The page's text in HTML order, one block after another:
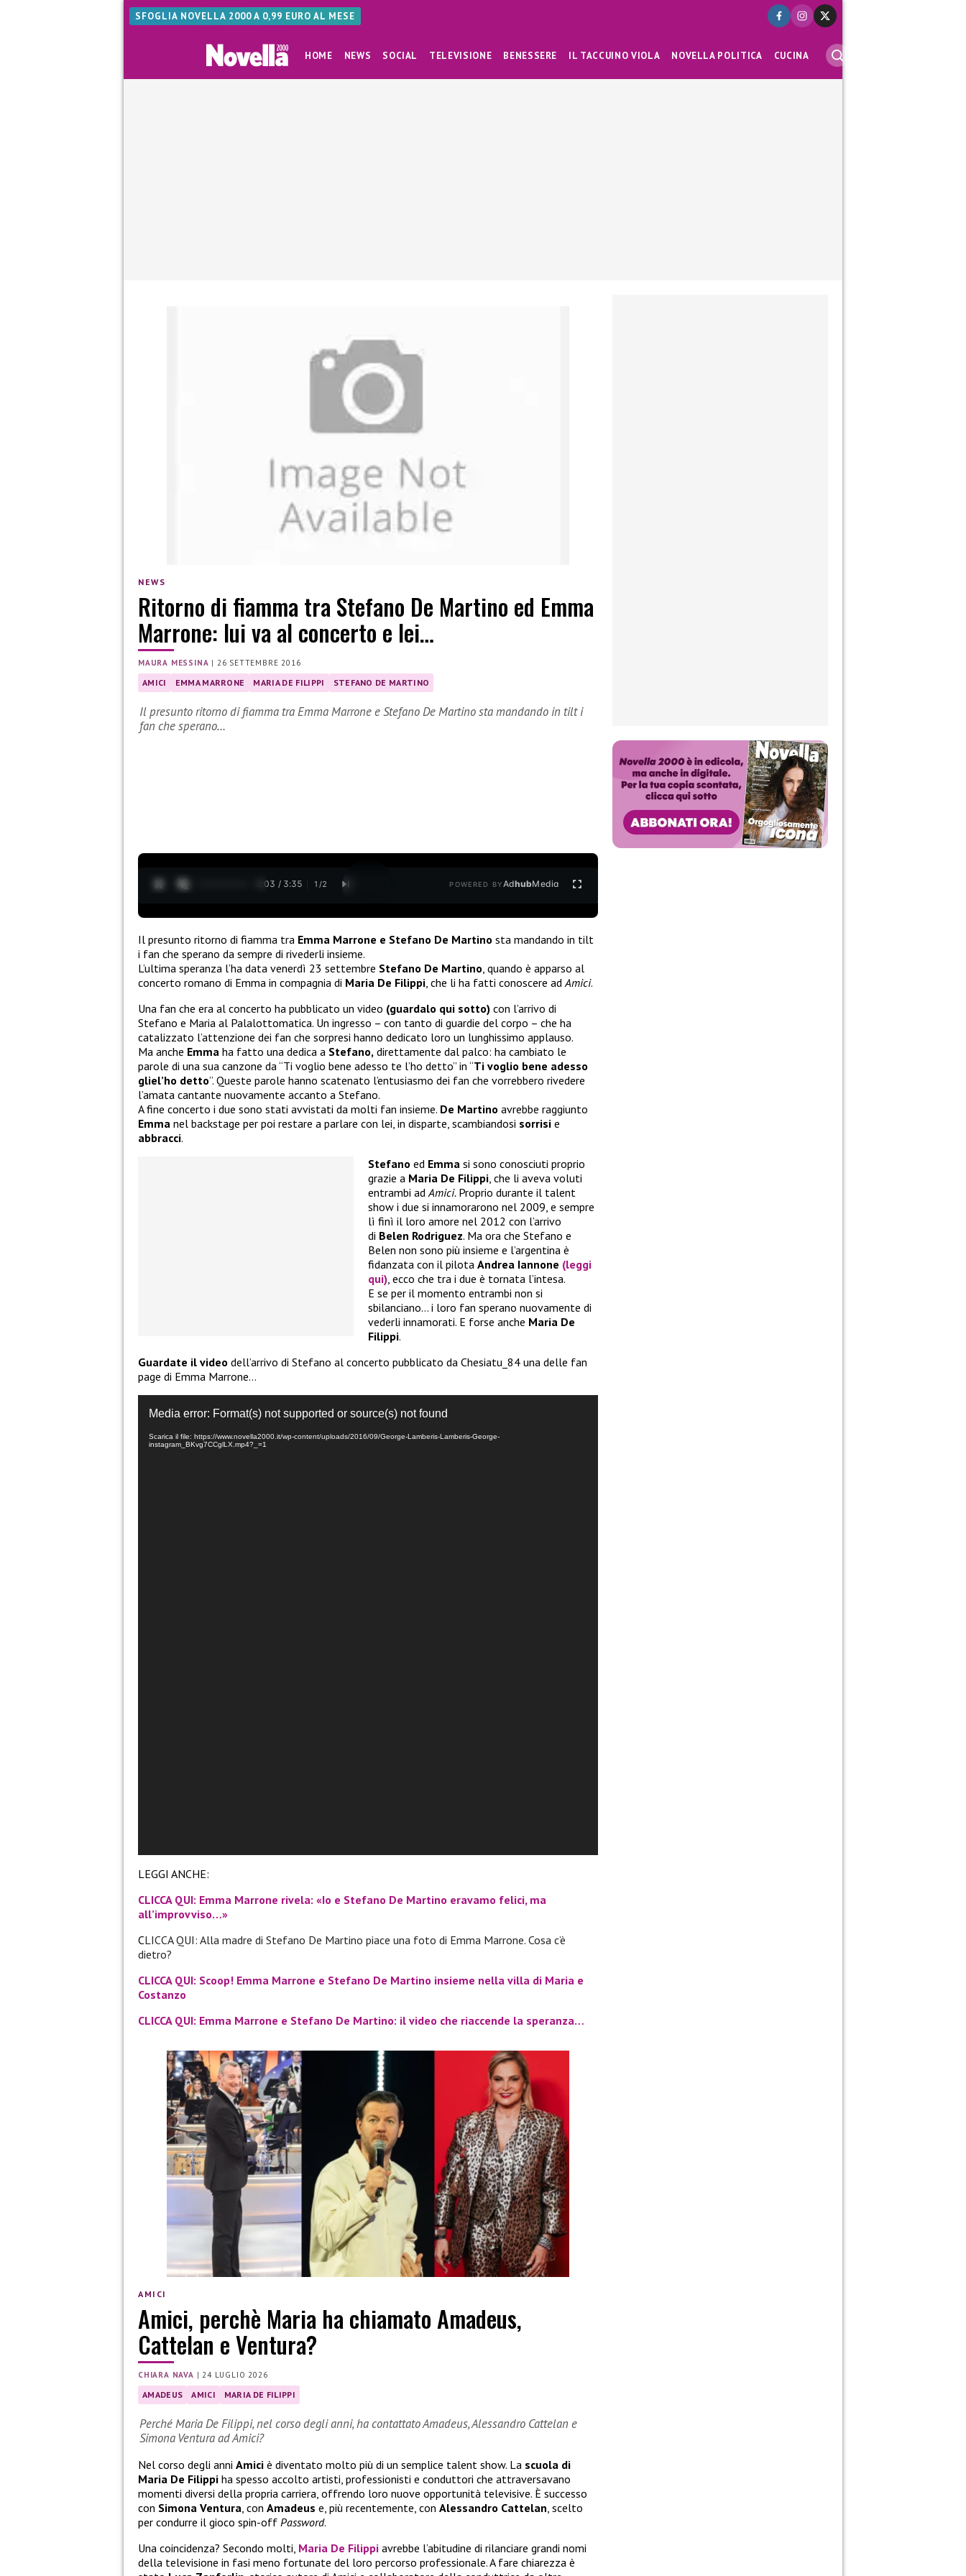
SFOGLIA NOVELLA 2000 A 0,99 EURO AL MESE
HOME NEWS SOCIAL TELEVISIONE BENESSERE IL TACCUINO VIOLA NOVELLA POLITICA CUCINA
NEWS
Ritorno di fiamma tra Stefano De Martino ed Emma
Marrone: lui va al concerto e lei…
MAURA MESSINA | 26 SETTEMBRE 2016
AMICI EMMA MARRONE MARIA DE FILIPPI STEFANO DE MARTINO
Il presunto ritorno di fiamma tra Emma Marrone e Stefano De Martino sta mandando in tilt i
fan che sperano…
0:04 / 3:35 1 /2 POWERED BYAdhubMedia
Il presunto ritorno di fiamma tra Emma Marrone e Stefano De Martino sta mandando in tilt
i fan che sperano da sempre di rivederli insieme.
L’ultima speranza l’ha data venerdì 23 settembre Stefano De Martino , quando è apparso al
concerto romano di Emma in compagnia di Maria De Filippi , che li ha fatti conoscere ad Amici.
Una fan che era al concerto ha pubblicato un video (guardalo qui sotto) con l’arrivo di
Stefano e Maria al Palalottomatica. Un ingresso – con tanto di guardie del corpo – che ha
catalizzato l’attenzione dei fan che sorpresi hanno dedicato loro un lunghissimo applauso.
Ma anche Emma ha fatto una dedica a Stefano, direttamente dal palco: ha cambiato le
parole di una sua canzone da “Ti voglio bene adesso te l’ho detto” in “Ti voglio bene adesso
gliel’ho detto”. Queste parole hanno scatenato l’entusiasmo dei fan che vorrebbero rivedere
l’amata cantante nuovamente accanto a Stefano.
A fine concerto i due sono stati avvistati da molti fan insieme. De Martino avrebbe raggiunto
Emma nel backstage per poi restare a parlare con lei, in disparte, scambiandosi sorrisi e
abbracci.
Stefano ed Emma si sono conosciuti proprio
grazie a Maria De Filippi , che li aveva voluti
entrambi ad Amici. Proprio durante il talent
show i due si innamorarono nel 2009, e sempre
lì finì il loro amore nel 2012 con l’arrivo
di Belen Rodriguez. Ma ora che Stefano e
Belen non sono più insieme e l’argentina è
fidanzata con il pilota Andrea Iannone (leggi
qui) , ecco che tra i due è tornata l’intesa.
E se per il momento entrambi non si
sbilanciano… i loro fan sperano nuovamente di
vederli innamorati. E forse anche Maria De
Filippi.
Guardate il video dell’arrivo di Stefano al concerto pubblicato da Chesiatu_84 una delle fan
page di Emma Marrone…
Player
Media error: Format(s) not supported or source(s) not found
Scarica il file: https://www.novella2000.it/wp-content/uploads/2016/09/George-Lamberis-Lamberis-George-
instagram_BKvg7CCglLX.mp4?_=1
LEGGI ANCHE:
CLICCA QUI: Emma Marrone rivela: «Io e Stefano De Martino eravamo felici, ma
all’improvviso…»
CLICCA QUI: Alla madre di Stefano De Martino piace una foto di Emma Marrone. Cosa c’è
dietro?
CLICCA QUI: Scoop! Emma Marrone e Stefano De Martino insieme nella villa di Maria e
Costanzo
CLICCA QUI: Emma Marrone e Stefano De Martino: il video che riaccende la speranza…
AMICI
Amici, perchè Maria ha chiamato Amadeus,
Cattelan e Ventura?
CHIARA NAVA |24 LUGLIO 2026
AMADEUS AMICI MARIA DE FILIPPI
Perché Maria De Filippi, nel corso degli anni, ha contattato Amadeus, Alessandro Cattelan e
Simona Ventura ad Amici?
Nel corso degli anni Amici è diventato molto più di un semplice talent show. La scuola di
Maria De Filippi ha spesso accolto artisti, professionisti e conduttori che attraversavano
momenti diversi della propria carriera, offrendo loro nuove opportunità televisive. È successo
con Simona Ventura , con Amadeus e, più recentemente, con Alessandro Cattelan , scelto
per condurre il gioco spin-off Password.
Una coincidenza? Secondo molti, Maria De Filippi avrebbe l’abitudine di rilanciare grandi nomi
della televisione in fasi meno fortunate del loro percorso professionale. A fare chiarezza è